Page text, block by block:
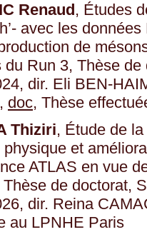
Renaud, Études
avec les
de
du Run 3, Thèse
dir. Eli BEN-
, doc, Thèse
Thiziri, Étude de
physique et
ATLAS en vue
de doctorat,
dir. Reina
au LPNHE Paris